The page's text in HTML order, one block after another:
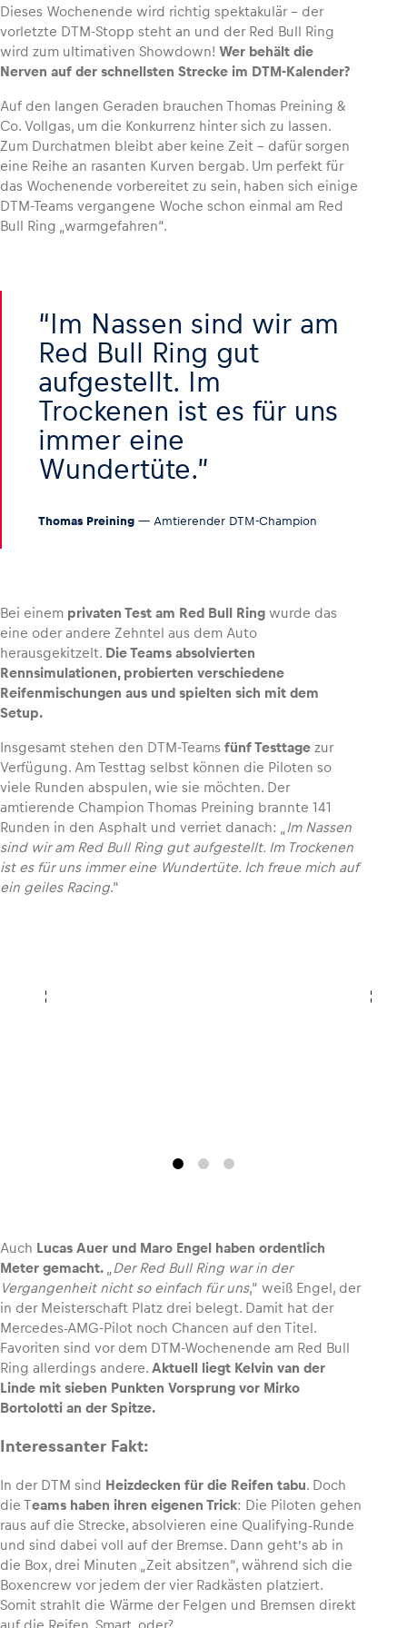
Fahrzeug
Alle anzeigen
Glossar
Dieses Wochenende wird richtig spektakulär – der
vorletzte DTM-Stopp steht an und der Red Bull Ring
wird zum ultimativen Showdown! Wer behält die
Nerven auf der schnellsten Strecke im DTM-Kalender?
Auf den langen Geraden brauchen Thomas Preining &
Co. Vollgas, um die Konkurrenz hinter sich zu lassen.
Zum Durchatmen bleibt aber keine Zeit – dafür sorgen
eine Reihe an rasanten Kurven bergab. Um perfekt für
das Wochenende vorbereitet zu sein, haben sich einige
DTM-Teams vergangene Woche schon einmal am Red
Bull Ring „warmgefahren“.
Im Nassen sind wir am
Red Bull Ring gut
aufgestellt. Im
Trockenen ist es für uns
immer eine
Wundertüte.
Thomas Preining — Amtierender DTM-Champion
Bei einem privaten Test am Red Bull Ring wurde das
eine oder andere Zehntel aus dem Auto
herausgekitzelt. Die Teams absolvierten
Rennsimulationen, probierten verschiedene
Reifenmischungen aus und spielten sich mit dem
Setup.
Insgesamt stehen den DTM-Teams fünf Testtage zur
Verfügung. Am Testtag selbst können die Piloten so
viele Runden abspulen, wie sie möchten. Der
amtierende Champion Thomas Preining brannte 141
Runden in den Asphalt und verriet danach: „
Im Nassen
sind wir am Red Bull Ring gut aufgestellt. Im Trockenen
ist es für uns immer eine Wundertüte. Ich freue mich auf
ein geiles Racing.“
Auch Lucas Auer und Maro Engel haben ordentlich
Meter gemacht.
Der Red Bull Ring war in der
Vergangenheit nicht so einfach für uns,“ weiß Engel, der
in der Meisterschaft Platz drei belegt. Damit hat der
Mercedes-AMG-Pilot noch Chancen auf den Titel.
Favoriten sind vor dem DTM-Wochenende am Red Bull
Ring allerdings andere. Aktuell liegt Kelvin van der
Linde mit sieben Punkten Vorsprung vor Mirko
Bortolotti an der Spitze.
Interessanter Fakt:
In der DTM sind Heizdecken für die Reifen tabu. Doch
die Teams haben ihren eigenen Trick: Die Piloten gehen
raus auf die Strecke, absolvieren eine Qualifying-Runde
und sind dabei voll auf der Bremse. Dann geht’s ab in
die Box, drei Minuten „Zeit absitzen“, während sich die
Boxencrew vor jedem der vier Radkästen platziert.
Somit strahlt die Wärme der Felgen und Bremsen direkt
auf die Reifen. Smart, oder?